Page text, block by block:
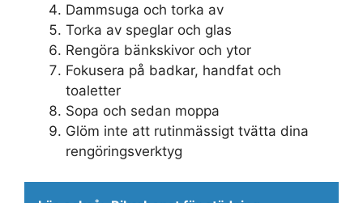
Dammsuga och torka av
Torka av speglar och glas
Rengöra bänkskivor och ytor
Fokusera på badkar, handfat och
toaletter
Sopa och sedan moppa
Glöm inte att rutinmässigt tvätta dina
rengöringsverktyg